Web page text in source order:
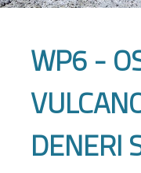
WP6 -
DENERI